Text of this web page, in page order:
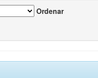
Ordenar